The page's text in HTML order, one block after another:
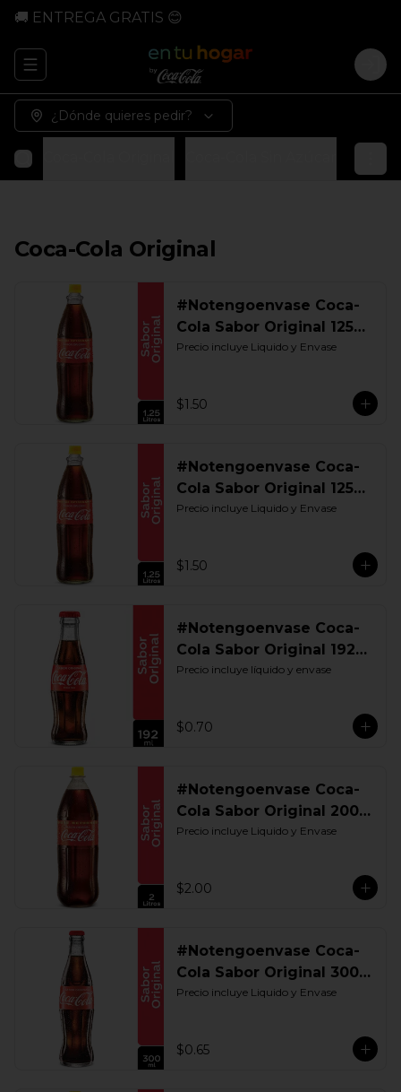
🚚 ENTREGA GRATIS 😊
Abrir menu de navegación
¿Dónde quieres pedir?
Coca-Cola Original
#Notengoenvase Coca-
Cola Sabor Original 1250
ML. Retornable Gye
Precio incluye Liquido y Envase
$1.50
#Notengoenvase Coca-
Cola Sabor Original 1250
ML. Retornable UIO
Precio incluye Liquido y Envase
$1.50
#Notengoenvase Coca-
Cola Sabor Original 192
ML. Retornable
Precio incluye líquido y envase
$0.70
#Notengoenvase Coca-
Cola Sabor Original 2000
ML. Retornable
Precio incluye Liquido y Envase
$2.00
#Notengoenvase Coca-
Cola Sabor Original 300
ML. Retornable
Precio incluye Liquido y Envase
$0.65